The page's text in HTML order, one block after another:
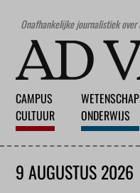
Onafhankelijke journalistiek
CAMPUS
CULTUUR
WETENSCHAP
ONDERWIJS
9 AUGUSTUS 2026